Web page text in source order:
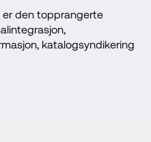
er den topprangerte
katalogsyndikering